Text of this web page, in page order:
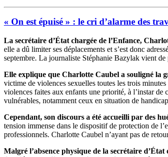
« On est épuisé » : le cri d’alarme des
La secrétaire d’État chargée de l’Enfance,
elle a dû limiter ses déplacements et s’est donc
septembre. La journaliste Stéphanie Bazylak vient de
Elle explique que Charlotte Caubel a souligné la
victime de violences sexuelles toutes les trois
violences faites aux enfants une priorité, à l’instar
vulnérables, notamment ceux en situation de
Cependant, son discours a été accueilli par des
tension immense dans le dispositif de protection de
professionnels. Charlotte Caubel n’ayant pas de
Malgré l’absence physique de la secrétaire